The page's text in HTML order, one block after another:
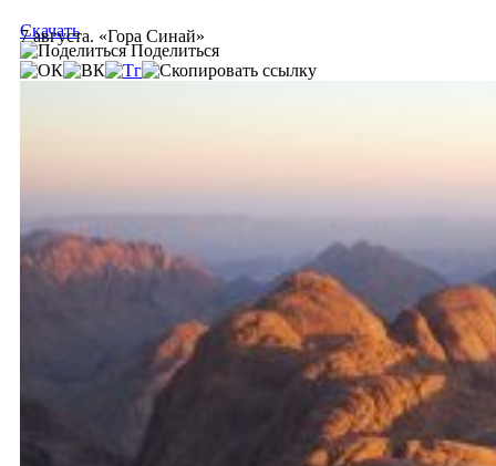
7 августа. «Гора Синай»
Скачать
Поделиться